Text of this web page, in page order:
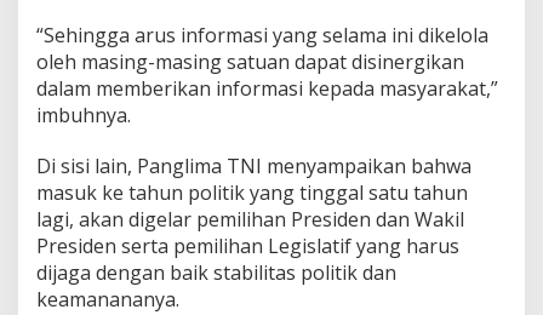
“Sehingga arus informasi yang selama ini dikelola
oleh masing-masing satuan dapat disinergikan
dalam memberikan informasi kepada masyarakat,”
imbuhnya.
Di sisi lain, Panglima TNI menyampaikan bahwa
masuk ke tahun politik yang tinggal satu tahun
lagi, akan digelar pemilihan Presiden dan Wakil
Presiden serta pemilihan Legislatif yang harus
dijaga dengan baik stabilitas politik dan
keamanananya.